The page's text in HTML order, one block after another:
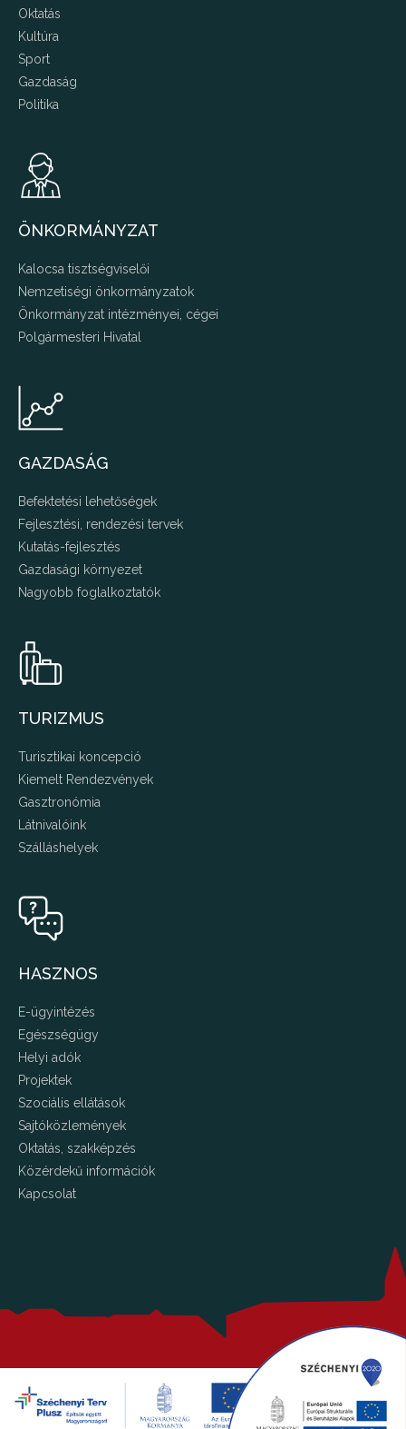
Oktatás
Kultúra
Sport
Gazdaság
Politika
ÖNKORMÁNYZAT
Kalocsa tisztségviselői
Nemzetiségi önkormányzatok
Önkormányzat intézményei, cégei
Polgármesteri Hivatal
GAZDASÁG
Befektetési lehetőségek
Fejlesztési, rendezési tervek
Kutatás-fejlesztés
Gazdasági környezet
Nagyobb foglalkoztatók
TURIZMUS
Turisztikai koncepció
Kiemelt Rendezvények
Gasztronómia
Látnivalóink
Szálláshelyek
HASZNOS
E-ügyintézés
Egészségügy
Helyi adók
Projektek
Szociális ellátások
Sajtóközlemények
Oktatás, szakképzés
Közérdekű információk
Kapcsolat